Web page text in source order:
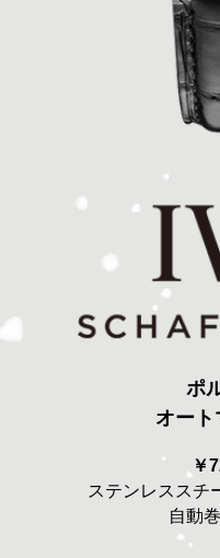
ポ
オー
￥
ステンレススチ
自動